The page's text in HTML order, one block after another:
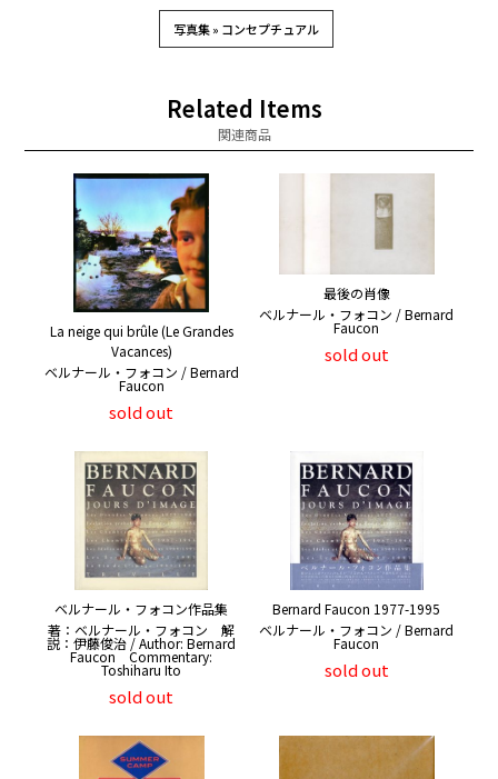
写真集 » コンセプチュアル
Related Items
関連商品
La neige qui brûle (Le Grandes
Vacances)
ベルナール・フォコン / Bernard
Faucon
sold out
最後の肖像
ベルナール・フォコン / Bernard
Faucon
sold out
ベルナール・フォコン作品集
著：ベルナール・フォコン 解
説：伊藤俊治 / Author: Bernard
Faucon Commentary:
Toshiharu Ito
sold out
Bernard Faucon 1977-1995
ベルナール・フォコン / Bernard
Faucon
sold out